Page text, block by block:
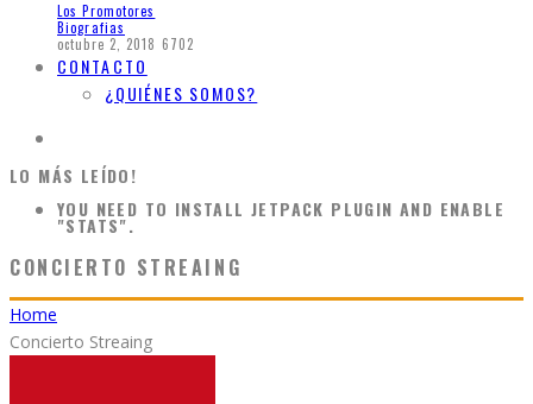
Los Promotores
Biografias
octubre 2, 2018 6702
CONTACTO
¿QUIÉNES SOMOS?
LO MÁS LEÍDO!
YOU NEED TO INSTALL JETPACK PLUGIN AND ENABLE
"STATS".
CONCIERTO STREAING
Home
Concierto Streaing